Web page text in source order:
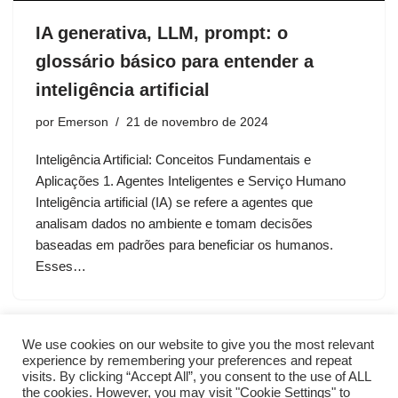
IA generativa, LLM, prompt: o
glossário básico para entender a
inteligência artificial
por Emerson 21 de novembro de 2024
Inteligência Artificial: Conceitos Fundamentais e
Aplicações 1. Agentes Inteligentes e Serviço Humano
Inteligência artificial (IA) se refere a agentes que
analisam dados no ambiente e tomam decisões
baseadas em padrões para beneficiar os humanos.
Esses…
We use cookies on our website to give you the most relevant
experience by remembering your preferences and repeat
visits. By clicking “Accept All”, you consent to the use of ALL
the cookies. However, you may visit "Cookie Settings" to